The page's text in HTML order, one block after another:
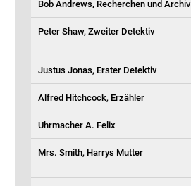
Bob Andrews, Recherchen und Archiv
Peter Shaw, Zweiter Detektiv
Justus Jonas, Erster Detektiv
Alfred Hitchcock, Erzähler
Uhrmacher A. Felix
Mrs. Smith, Harrys Mutter